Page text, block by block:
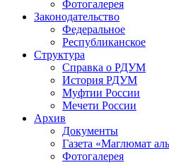
Фотогалерея
Законодательство
Федеральное
Республиканское
Структура
Справка о РДУМ
История РДУМ
Муфтии России
Мечети России
Архив
Документы
Газета «Маглюмат
Фотогалерея